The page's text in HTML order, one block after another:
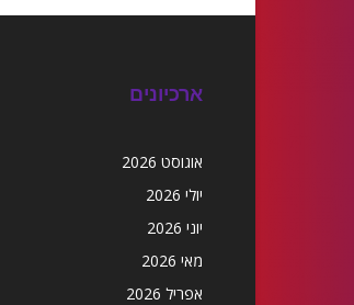
ארכיונים
אוגוסט 2026
יולי 2026
יוני 2026
מאי 2026
אפריל 2026